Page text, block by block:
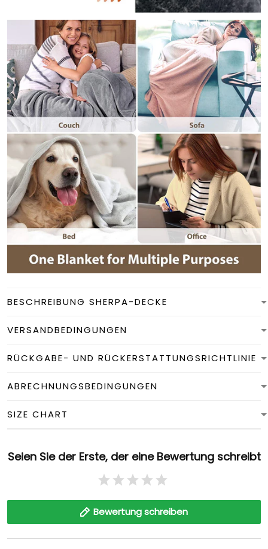
BESCHREIBUNG SHERPA-DECKE
VERSANDBEDINGUNGEN
RÜCKGABE- UND RÜCKERSTATTUNGSRICHTLINIE
ABRECHNUNGSBEDINGUNGEN
SIZE CHART
Seien Sie der Erste, der eine Bewertung schreibt
Bewertung schreiben